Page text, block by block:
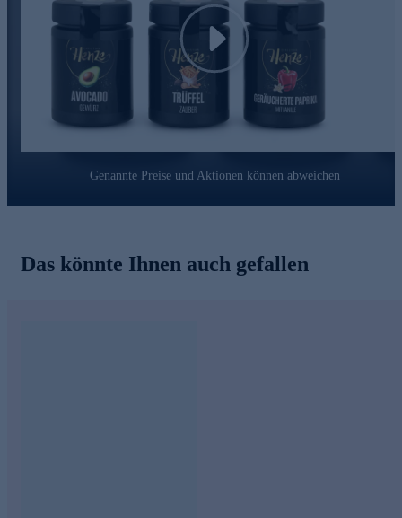
Play
Genannte Preise und Aktionen können abweichen
Das könnte Ihnen auch gefallen